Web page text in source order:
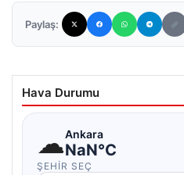
Paylaş:
Hava Durumu
☁Ankara
NaN°C
ŞEHIR SEÇ